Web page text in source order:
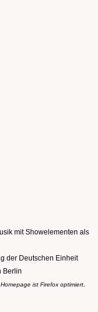
mit Showelementen als
der Deutschen Einheit
Berlin
ist Firefox optimiert